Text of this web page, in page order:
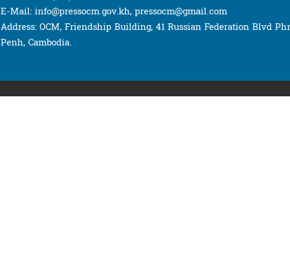
E-Mail: info@pressocm.gov.kh, pressocm@gmail.com
Address: OCM, Friendship Building, 41 Russian Federation Blvd
Penh, Cambodia.